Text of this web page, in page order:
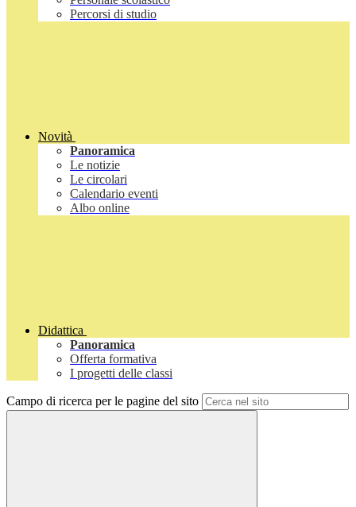
Percorsi di studio
Novità
Panoramica
Le notizie
Le circolari
Calendario eventi
Albo online
Didattica
Panoramica
Offerta formativa
I progetti delle classi
Campo di ricerca per le pagine del sito